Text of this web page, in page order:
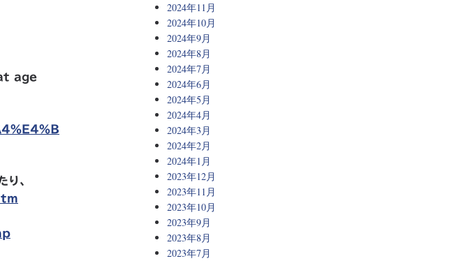
age
、
2024年11月
2024年10月
2024年9月
2024年8月
2024年7月
2024年6月
2024年5月
2024年4月
2024年3月
2024年2月
2024年1月
2023年12月
2023年11月
2023年10月
2023年9月
2023年8月
2023年7月